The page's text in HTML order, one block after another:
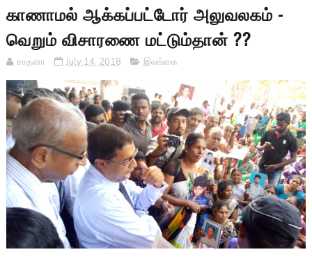
காணாமல் ஆக்கப்பட்டோர் அலுவலகம் -
வெறும் விசாரணை மட்டும்தான் ??
சாதனா July 14, 2018 இலங்கை